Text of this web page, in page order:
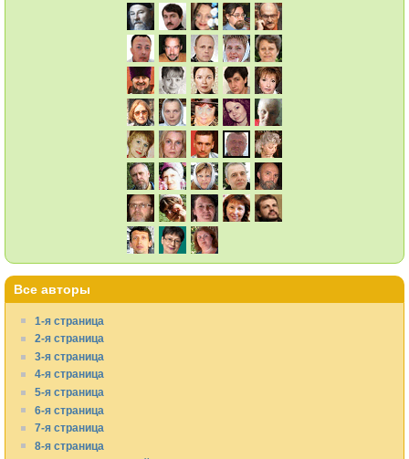
Все авторы
1-я страница
2-я страница
3-я страница
4-я страница
5-я страница
6-я страница
7-я страница
8-я страница